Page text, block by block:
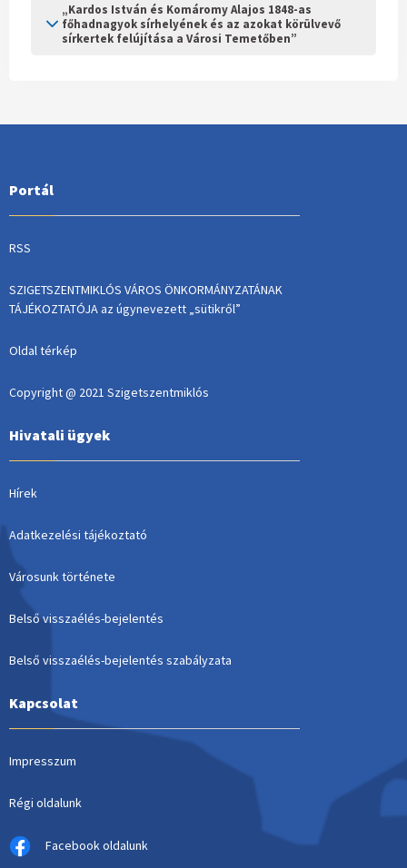
„Kardos István és Komáromy Alajos 1848-as
főhadnagyok sírhelyének és az azokat körülvevő
sírkertek felújítása a Városi Temetőben”
Portál
RSS
SZIGETSZENTMIKLÓS VÁROS ÖNKORMÁNYZATÁNAK
TÁJÉKOZTATÓJA az úgynevezett „sütikről”
Oldal térkép
Copyright @ 2021 Szigetszentmiklós
Hivatali ügyek
Hírek
Adatkezelési tájékoztató
Városunk története
Belső visszaélés-bejelentés
Belső visszaélés-bejelentés szabályzata
Kapcsolat
Impresszum
Régi oldalunk
Facebook oldalunk